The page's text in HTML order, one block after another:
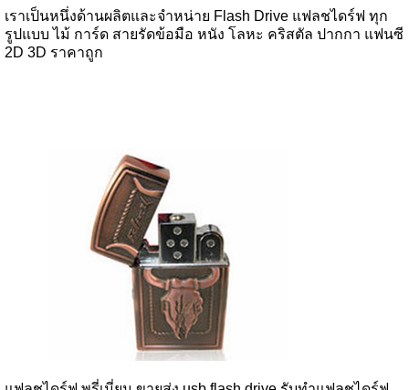
เราเป็นหนึ่งด้านผลิตและจำหน่าย Flash Drive แฟลชไดร์ฟ ทุก
รูปแบบ ไม้ การ์ด สายรัดข้อมือ หนัง โลหะ คริสตัล ปากกา แฟนซี
2D 3D ราคาถูก